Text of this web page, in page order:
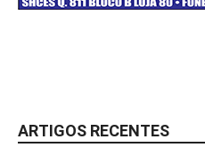
ARTIGOS RECENTES